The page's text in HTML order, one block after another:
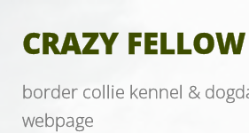
CRAZY FELLOW
border collie kennel &
webpage